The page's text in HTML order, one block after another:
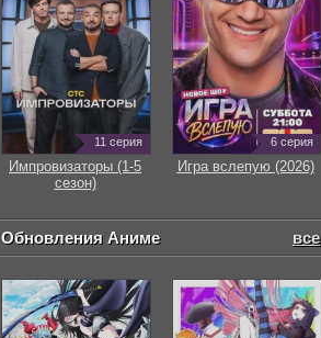
11 серия
Импровизаторы (1-5
сезон)
6 серия
Игра вслепую (2026)
Обновления Аниме все